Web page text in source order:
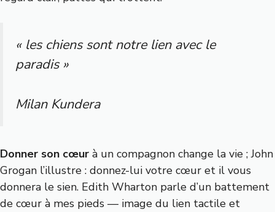
« les chiens sont notre lien avec le
paradis »
Milan Kundera
Donner son cœur à un compagnon change la vie ; John
Grogan l’illustre : donnez-lui votre cœur et il vous
donnera le sien. Edith Wharton parle d’un battement
de cœur à mes pieds — image du lien tactile et